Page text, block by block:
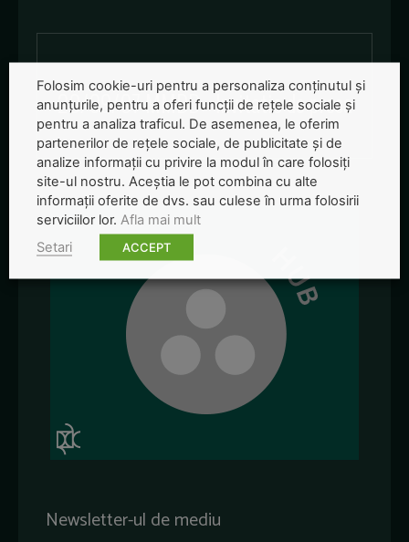
20/09/07 MMDD - Invitatie de presa
Newsletter-ul de mediu
Folosim cookie-uri pentru a personaliza conținutul și
anunțurile, pentru a oferi funcții de rețele sociale și
pentru a analiza traficul. De asemenea, le oferim
partenerilor de rețele sociale, de publicitate și de
analize informații cu privire la modul în care folosiți
site-ul nostru. Aceștia le pot combina cu alte
informații oferite de dvs. sau culese în urma folosirii
serviciilor lor. Afla mai mult
Setari
ACCEPT